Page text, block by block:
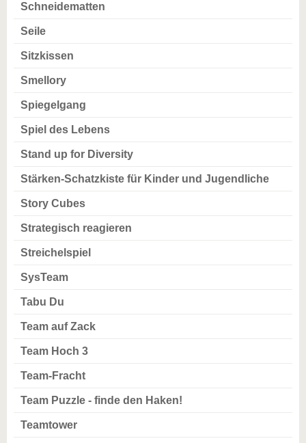
Schneidematten
Seile
Sitzkissen
Smellory
Spiegelgang
Spiel des Lebens
Stand up for Diversity
Stärken-Schatzkiste für Kinder und Jugendliche
Story Cubes
Strategisch reagieren
Streichelspiel
SysTeam
Tabu Du
Team auf Zack
Team Hoch 3
Team-Fracht
Team Puzzle - finde den Haken!
Teamtower